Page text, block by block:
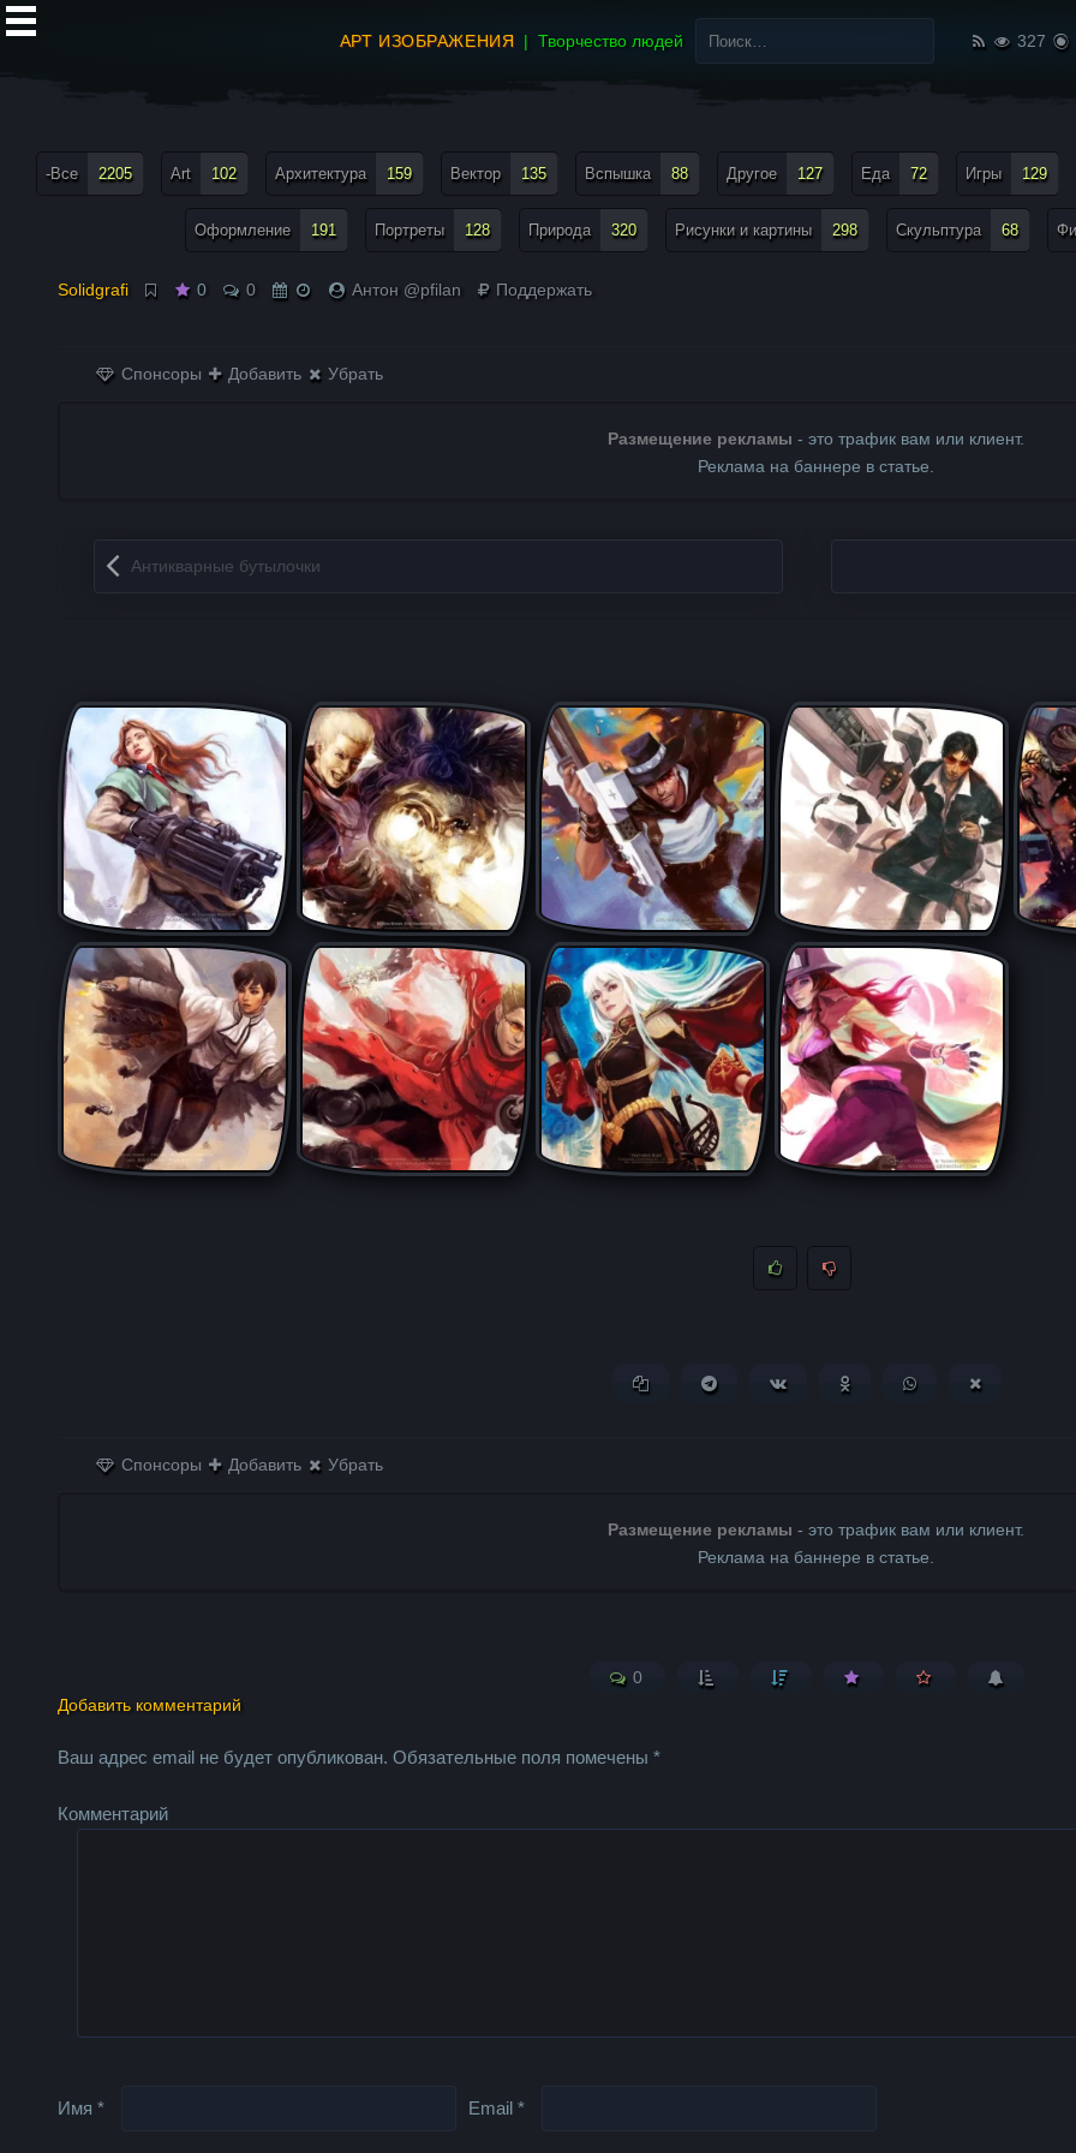
АРТ ИЗОБРАЖЕНИЯ Творчество людей
Найти:
327
-Все 2205 Art 102 Архитектура 159 Вектор 135 Вспышка 88 Другое 127 Еда 72 Игры 129
Оформление 191 Портреты 128 Природа 320 Рисунки и картины 298 Скульптура 68
Solidgrafi 0 0 Антон @pfilan Поддержать
Спонсоры Добавить Убрать
Размещение рекламы - это трафик вам или клиент.
Реклама на баннере в статье.
Запись навигация
Антикварные бутылочки
Копировать ссылкуПоделиться в Telegram
Поделиться ВКонтакте
Поделиться вПоделиться в
Спонсоры Добавить Убрать
Размещение рекламы - это трафик вам или клиент.
Реклама на баннере в статье.
0
Добавить комментарий
Ваш адрес email не будет опубликован. Обязательные поля помечены*
Комментарий
Имя* Email*